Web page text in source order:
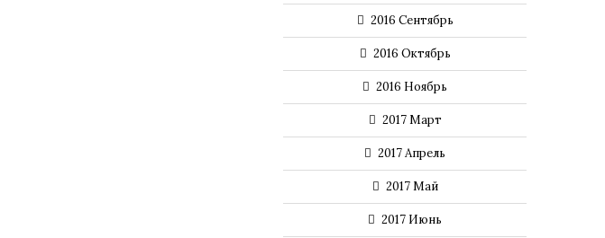
2016 Сентябрь
2016 Октябрь
2016 Ноябрь
2017 Март
2017 Апрель
2017 Май
2017 Июнь